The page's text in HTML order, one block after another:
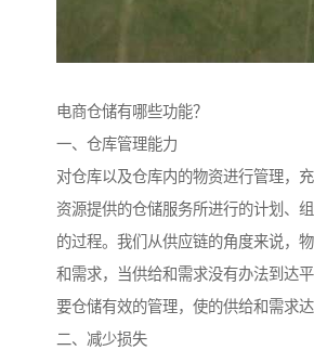
电商仓储有哪些功能？
一、仓库管理能力
对仓库以及仓库内的物资进行管理，
资源提供的仓储服务所进行的计划、
的过程。我们从供应链的角度来说，
和需求，当供给和需求没有办法到达
要仓储有效的管理，使的供给和需求达
二、减少损失